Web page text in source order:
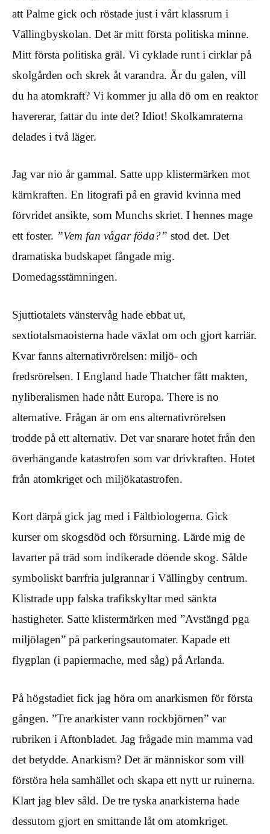
att Palme gick och röstade just i vårt klassrum i
Vällingbyskolan. Det är mitt första politiska minne.
Mitt första politiska gräl. Vi cyklade runt i cirklar på
skolgården och skrek åt varandra. Är du galen, vill
du ha atomkraft? Vi kommer ju alla dö om en reaktor
havererar, fattar du inte det? Idiot! Skolkamraterna
delades i två läger.
Jag var nio år gammal. Satte upp klistermärken mot
kärnkraften. En litografi på en gravid kvinna med
förvridet ansikte, som Munchs skriet. I hennes mage
ett foster. ”Vem fan vågar föda?” stod det. Det
dramatiska budskapet fångade mig.
Domedagsstämningen.
Sjuttiotalets vänstervåg hade ebbat ut,
sextiotalsmaoisterna hade växlat om och gjort karriär.
Kvar fanns alternativrörelsen: miljö- och
fredsrörelsen. I England hade Thatcher fått makten,
nyliberalismen hade nått Europa. There is no
alternative. Frågan är om ens alternativrörelsen
trodde på ett alternativ. Det var snarare hotet från den
överhängande katastrofen som var drivkraften. Hotet
från atomkriget och miljökatastrofen.
Kort därpå gick jag med i Fältbiologerna. Gick
kurser om skogsdöd och försurning. Lärde mig de
lavarter på träd som indikerade döende skog. Sålde
symboliskt barrfria julgrannar i Vällingby centrum.
Klistrade upp falska trafikskyltar med sänkta
hastigheter. Satte klistermärken med ”Avstängd pga
miljölagen” på parkeringsautomater. Kapade ett
flygplan (i papiermache, med såg) på Arlanda.
På högstadiet fick jag höra om anarkismen för första
gången. ”Tre anarkister vann rockbjörnen” var
rubriken i Aftonbladet. Jag frågade min mamma vad
det betydde. Anarkism? Det är människor som vill
förstöra hela samhället och skapa ett nytt ur ruinerna.
Klart jag blev såld. De tre tyska anarkisterna hade
dessutom gjort en smittande låt om atomkriget.